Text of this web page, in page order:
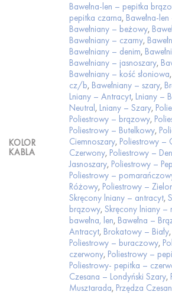
KOLOR
KABLA
Bawełna-len – pepitka
pepitka czarna, Bawełna-
Bawełniany – beżowy,
Bawełniany – czarny,
Bawełniany – denim,
Bawełniany – jasnoszary,
Bawełniany – kość słoniowa,
cz/b, Bawełniany – szary,
Lniany – Antracyt, Lniany –
Neutral, Lniany – Szary,
Poliestrowy – brązowy,
Poliestrowy – Butelkowy,
Ciemnoszary, Poliestrowy –
Czerwony, Poliestrowy –
Jasnoszary, Poliestrowy –
Poliestrowy –
Różowy, Poliestrowy –
Skręcony lniany – antracyt,
brązowy, Skręcony lniany –
bawełna, len, Bawełna –
Antracyt, Brokatowy – Biały,
Poliestrowy – buraczowy,
czerwony, Poliestrowy –
Poliestrowy- pepitka –
Czesana – Londyński Szary,
Musztarada, Przędza